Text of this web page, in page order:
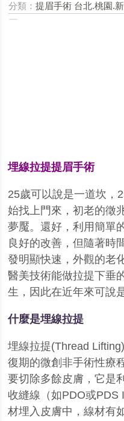
分類： 提眉手術 台北.桃園.
埋線拉提提眉手術
25歲可以說是一道坎，
始找上門來，初老的徵
夢魘。還好，利用簡單
良好的改善，但隨著時
發明顯快速，外觀的老
醫美技術能做拉提下垂
生，因此在近年來可說
什麼是埋線拉提
埋線拉提(Thread Lifting)
復期的微創非手術性療
要切除多餘皮膚，它是
收縫線（如PDO或PDS
材埋入皮膚中，線材有